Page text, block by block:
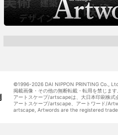
©1996-2026 DAI NIPPON PRINTING Co.,
掲載画像・その他の無断転載・転用を禁じます
アートスケープ/artscapeは、大日本印刷株式
アートスケープ/artscape、アートワード/
artscape, Artwords are the registered